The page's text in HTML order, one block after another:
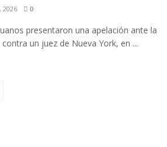
2026 0
presentaron una apelación ante la
un juez de Nueva York, en ...